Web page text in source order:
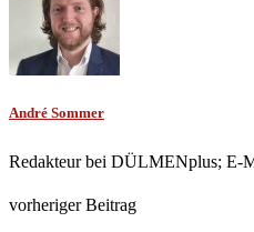
André Sommer
Redakteur bei DÜLMENplus; E-
vorheriger Beitrag